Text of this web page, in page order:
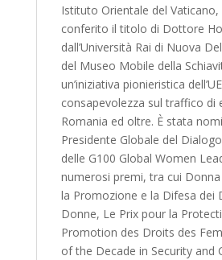
Istituto Orientale del
conferito il titolo di Dottore
dall’Università Rai di Nuova
del Museo Mobile della
un’iniziativa pionieristica
consapevolezza sul traffico di
Romania ed oltre. È stata
Presidente Globale del
delle G100 Global Women
numerosi premi, tra cui Donna
la Promozione e la Difesa dei
Donne, Le Prix pour la
Promotion des Droits des
of the Decade in Security and